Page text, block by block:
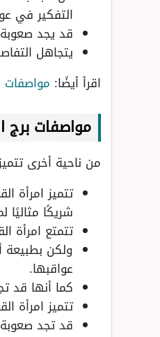
التفكير في
قد يجد
يتجاهل
اقرأ أيضًا: مواصفات
مواصفات برج
من ناحية أخرى
تتميز امرأة
شريكًا
تتمتع امرأة
ولكن بطبيعة
عواقبها.
كما أنها قد
تتميز امرأة
قد تجد